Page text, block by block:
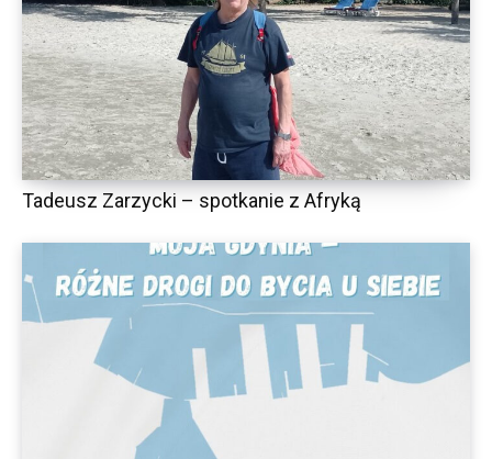
Tadeusz Zarzycki – spotkanie z Afryką